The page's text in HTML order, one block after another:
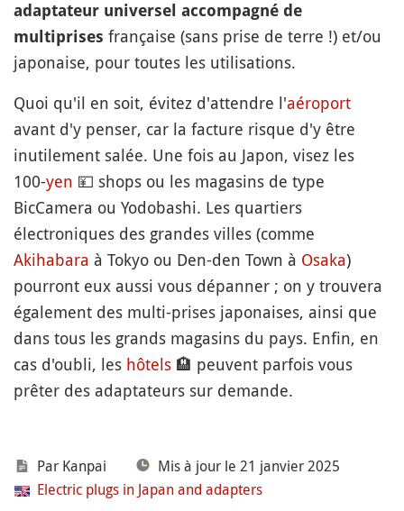
adaptateur universel accompagné de
multiprises française (sans prise de terre !) et/ou
japonaise, pour toutes les utilisations.
Quoi qu'il en soit, évitez d'attendre l'aéroport
avant d'y penser, car la facture risque d'y être
inutilement salée. Une fois au Japon, visez les
100-yen 💴 shops ou les magasins de type
BicCamera ou Yodobashi. Les quartiers
électroniques des grandes villes (comme
Akihabara à Tokyo ou Den-den Town à Osaka)
pourront eux aussi vous dépanner ; on y trouvera
également des multi-prises japonaises, ainsi que
dans tous les grands magasins du pays. Enfin, en
cas d'oubli, les hôtels 🏨 peuvent parfois vous
prêter des adaptateurs sur demande.
Par Kanpai
Mis à jour le 21 janvier 2025
Electric plugs in Japan and adapters